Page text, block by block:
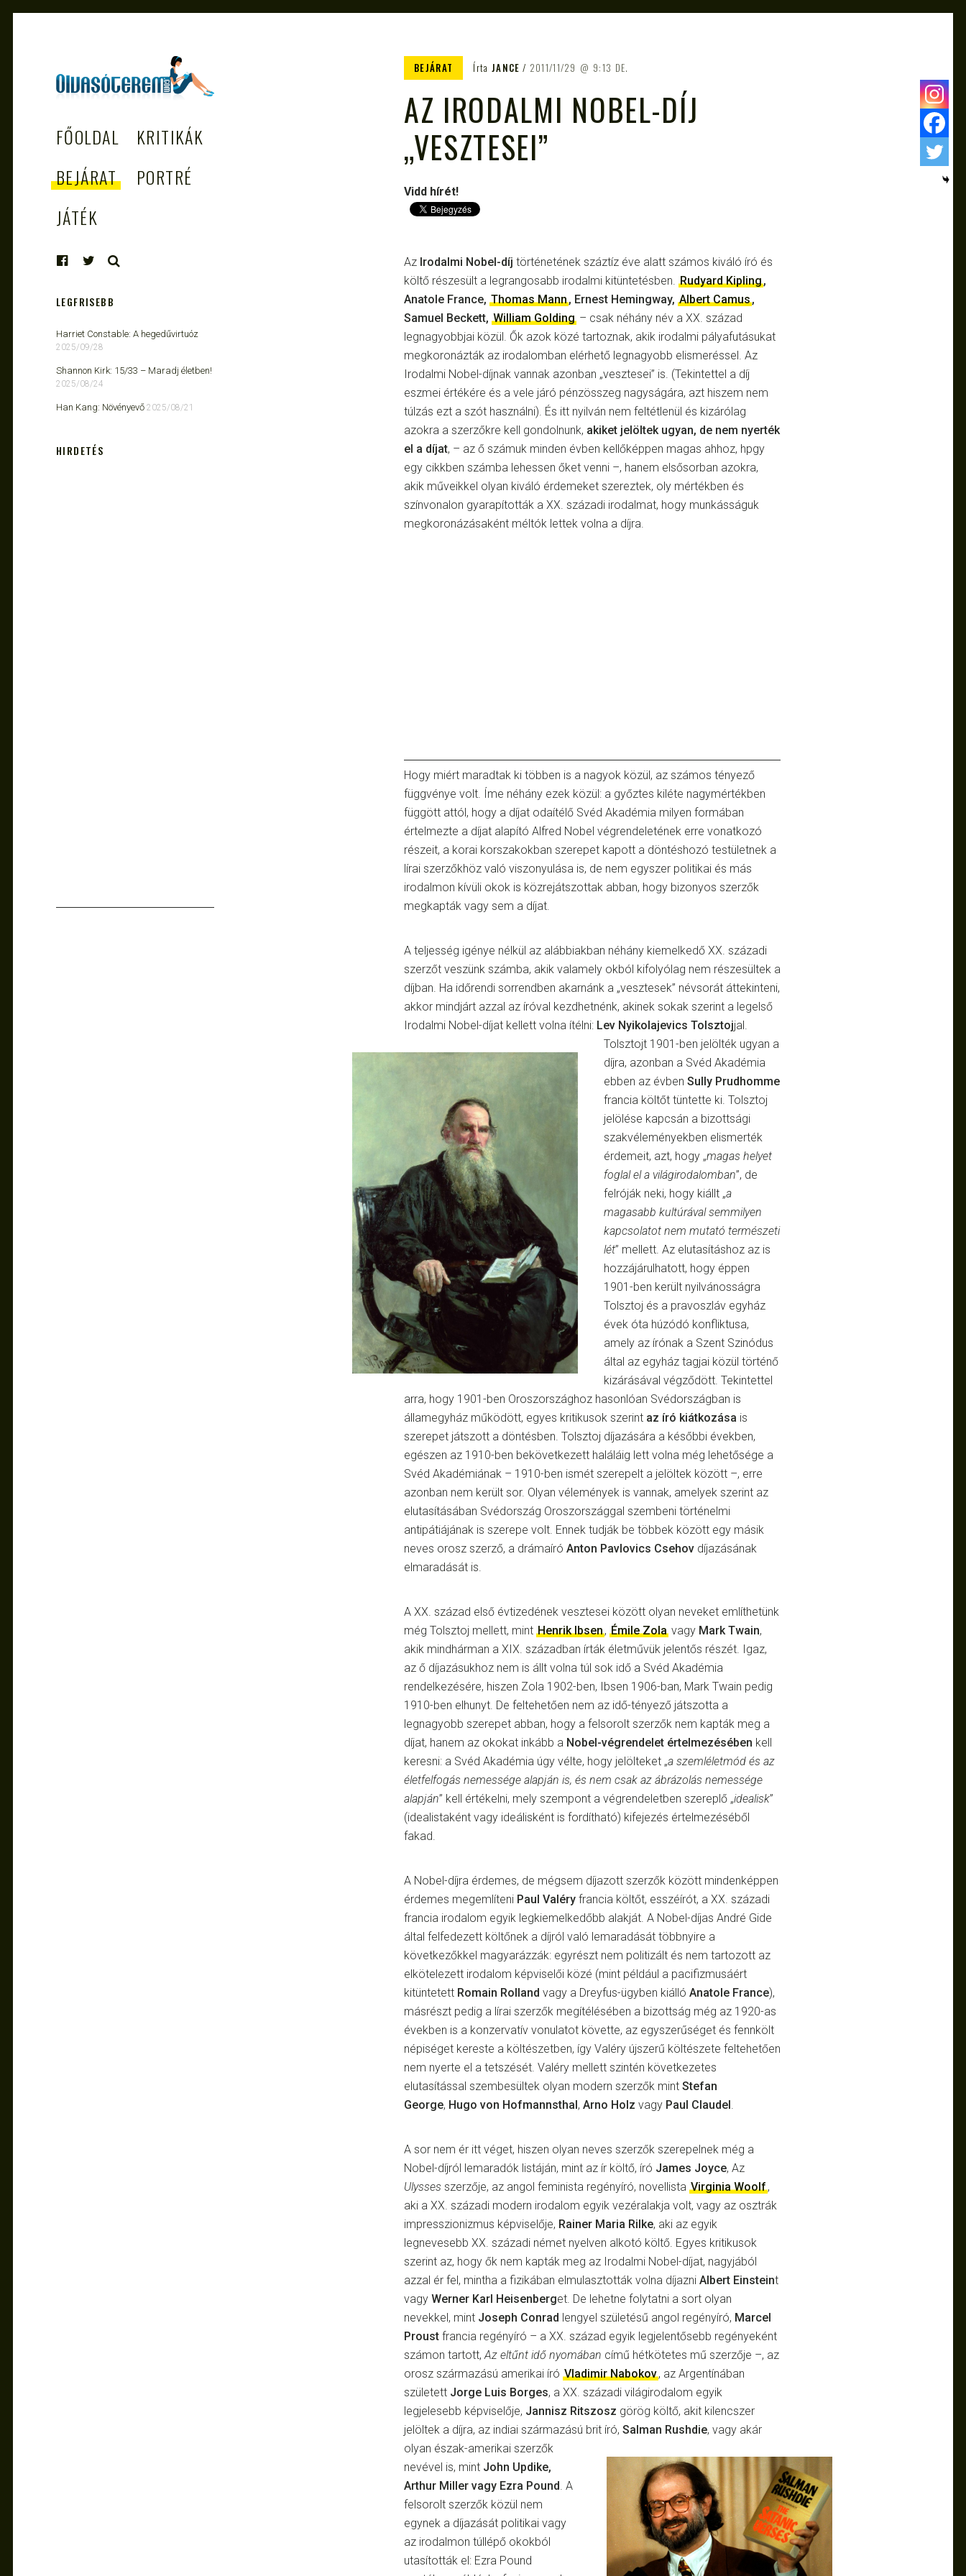
– AZ EGÉSZSÉGES
OLVASÁS
TÁMOGATÓJA
FŐOLDAL
KRITIKÁK
BEJÁRAT
PORTRÉ
JÁTÉK
BEJÁRAT Írta JANCE 2011/11/29 9:13 DE.
AZ IRODALMI NOBEL-DÍJ
„VESZTESEI”
Vidd hírét!
Az Irodalmi Nobel-díj történetének száztíz éve alatt számos kiváló író és
költő részesült a legrangosabb irodalmi kitüntetésben. Rudyard Kipling,
Anatole France, Thomas Mann, Ernest Hemingway, Albert Camus,
Samuel Beckett, William Golding – csak néhány név a XX. század
legnagyobbjai közül. Ők azok közé tartoznak, akik irodalmi pályafutásukat
megkoronázták az irodalomban elérhető legnagyobb elismeréssel. Az
Irodalmi Nobel-díjnak vannak azonban „vesztesei” is. (Tekintettel a díj
eszmei értékére és a vele járó pénzösszeg nagyságára, azt hiszem nem
túlzás ezt a szót használni). És itt nyilván nem feltétlenül és kizárólag
azokra a szerzőkre kell gondolnunk, akiket jelöltek ugyan, de nem nyerték
el a díjat, – az ő számuk minden évben kellőképpen magas ahhoz, hpgy
egy cikkben számba lehessen őket venni –, hanem elsősorban azokra,
akik műveikkel olyan kiváló érdemeket szereztek, oly mértékben és
színvonalon gyarapították a XX. századi irodalmat, hogy munkásságuk
megkoronázásaként méltók lettek volna a díjra.
Hogy miért maradtak ki többen is a nagyok közül, az számos tényező
függvénye volt. Íme néhány ezek közül: a győztes kiléte nagymértékben
függött attól, hogy a díjat odaítélő Svéd Akadémia milyen formában
értelmezte a díjat alapító Alfred Nobel végrendeletének erre vonatkozó
részeit, a korai korszakokban szerepet kapott a döntéshozó testületnek a
lírai szerzőkhöz való viszonyulása is, de nem egyszer politikai és más
irodalmon kívüli okok is közrejátszottak abban, hogy bizonyos szerzők
megkapták vagy sem a díjat.
A teljesség igénye nélkül az alábbiakban néhány kiemelkedő XX. századi
szerzőt veszünk számba, akik valamely okból kifolyólag nem részesültek a
díjban. Ha időrendi sorrendben akarnánk a „vesztesek” névsorát áttekinteni,
akkor mindjárt azzal az íróval kezdhetnénk, akinek sokak szerint a legelső
Irodalmi Nobel-díjat kellett volna ítélni: Lev Nyikolajevics Tolsztojjal.
Tolsztojt 1901-ben jelölték ugyan a
díjra, azonban a Svéd Akadémia
ebben az évben Sully Prudhomme
francia költőt tüntette ki. Tolsztoj
jelölése kapcsán a bizottsági
szakvéleményekben elismerték
érdemeit, azt, hogy „magas helyet
foglal el a világirodalomban”, de
felróják neki, hogy kiállt „a
magasabb kultúrával semmilyen
kapcsolatot nem mutató természeti
lét” mellett. Az elutasításhoz az is
hozzájárulhatott, hogy éppen
1901-ben került nyilvánosságra
Tolsztoj és a pravoszláv egyház
évek óta húzódó konfliktusa,
amely az írónak a Szent Szinódus
által az egyház tagjai közül történő
kizárásával végződött. Tekintettel
arra, hogy 1901-ben Oroszországhoz hasonlóan Svédországban is
államegyház működött, egyes kritikusok szerint az író kiátkozása is
szerepet játszott a döntésben. Tolsztoj díjazására a későbbi években,
egészen az 1910-ben bekövetkezett haláláig lett volna még lehetősége a
Svéd Akadémiának – 1910-ben ismét szerepelt a jelöltek között –, erre
azonban nem került sor. Olyan vélemények is vannak, amelyek szerint az
elutasításában Svédország Oroszországgal szembeni történelmi
antipátiájának is szerepe volt. Ennek tudják be többek között egy másik
neves orosz szerző, a drámaíró Anton Pavlovics Csehov díjazásának
elmaradását is.
A XX. század első évtizedének vesztesei között olyan neveket említhetünk
még Tolsztoj mellett, mint Henrik Ibsen, Émile Zola vagy Mark Twain,
akik mindhárman a XIX. században írták életművük jelentős részét. Igaz,
az ő díjazásukhoz nem is állt volna túl sok idő a Svéd Akadémia
rendelkezésére, hiszen Zola 1902-ben, Ibsen 1906-ban, Mark Twain pedig
1910-ben elhunyt. De feltehetően nem az idő-tényező játszotta a
legnagyobb szerepet abban, hogy a felsorolt szerzők nem kapták meg a
díjat, hanem az okokat inkább a Nobel-végrendelet értelmezésében kell
keresni: a Svéd Akadémia úgy vélte, hogy jelölteket „a szemléletmód és az
életfelfogás nemessége alapján is, és nem csak az ábrázolás nemessége
alapján” kell értékelni, mely szempont a végrendeletben szereplő „idealisk”
(idealistaként vagy ideálisként is fordítható) kifejezés értelmezéséből
fakad.
A Nobel-díjra érdemes, de mégsem díjazott szerzők között mindenképpen
érdemes megemlíteni Paul Valéry francia költőt, esszéírót, a XX. századi
francia irodalom egyik legkiemelkedőbb alakját. A Nobel-díjas André Gide
által felfedezett költőnek a díjról való lemaradását többnyire a
következőkkel magyarázzák: egyrészt nem politizált és nem tartozott az
elkötelezett irodalom képviselői közé (mint például a pacifizmusáért
kitüntetett Romain Rolland vagy a Dreyfus-ügyben kiálló Anatole France),
másrészt pedig a lírai szerzők megítélésében a bizottság még az 1920-as
években is a konzervatív vonulatot követte, az egyszerűséget és fennkölt
népiséget kereste a költészetben, így Valéry újszerű költészete feltehetően
nem nyerte el a tetszését. Valéry mellett szintén következetes
elutasítással szembesültek olyan modern szerzők mint Stefan
George, Hugo von Hofmannsthal, Arno Holz vagy Paul Claudel
A sor nem ér itt véget, hiszen olyan neves szerzők szerepelnek még a
Nobel-díjról lemaradók listáján, mint az ír költő, író James Joyce, Az
Ulysses szerzője, az angol feminista regényíró, novellista Virginia Woolf,
aki a XX. századi modern irodalom egyik vezéralakja volt, vagy az osztrák
impresszionizmus képviselője, Rainer Maria Rilke, aki az egyik
legnevesebb XX. századi német nyelven alkotó költő. Egyes kritikusok
szerint az, hogy ők nem kapták meg az Irodalmi Nobel-díjat, nagyjából
azzal ér fel, mintha a fizikában elmulasztották volna díjazni Albert Einsteint
vagy Werner Karl Heisenberget. De lehetne folytatni a sort olyan
nevekkel, mint Joseph Conrad lengyel születésű angol regényíró, Marcel
Proust francia regényíró – a XX. század egyik legjelentősebb regényeként
számon tartott, Az eltűnt idő nyomában című hétkötetes mű szerzője –, az
orosz származású amerikai író Vladimir Nabokov, az Argentínában
született Jorge Luis Borges, a XX. századi világirodalom egyik
legjelesebb képviselője, Jannisz Ritszosz görög költő, akit kilencszer
jelöltek a díjra, az indiai származású brit író, Salman Rushdie, vagy akár
olyan észak-amerikai szerzők
nevével is, mint John Updike,
Arthur Miller vagy Ezra Pound . A
felsorolt szerzők közül nem
egynek a díjazását politikai vagy
az irodalmon túllépő okokból
utasították el: Ezra Pound
LEGFRISEBB
Harriet Constable: A hegedűvirtuóz
2025/09/28
Shannon Kirk: 15/33 ​– Maradj életben!
2025/08/24
Han Kang: Növényevő 2025/08/21
HIRDETÉS